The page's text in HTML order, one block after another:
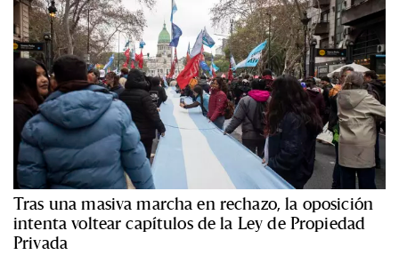
Tras una masiva marcha en rechazo, la oposición
intenta voltear capítulos de la Ley de Propiedad
Privada